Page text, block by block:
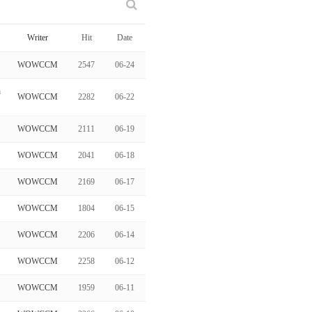
Writer Hit Date
WOWCCM 2547 06-24
WOWCCM 2282 06-22
WOWCCM 2111 06-19
WOWCCM 2041 06-18
WOWCCM 2169 06-17
WOWCCM 1804 06-15
WOWCCM 2206 06-14
WOWCCM 2258 06-12
WOWCCM 1959 06-11